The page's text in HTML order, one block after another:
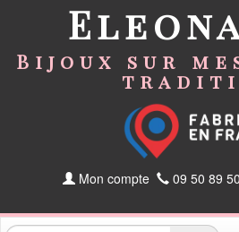
Bijoux sur
Mon compte 09 50 89